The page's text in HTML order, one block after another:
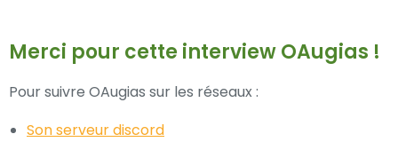
Merci pour cette interview OAugias !
Pour suivre OAugias sur les réseaux :
Son serveur discord